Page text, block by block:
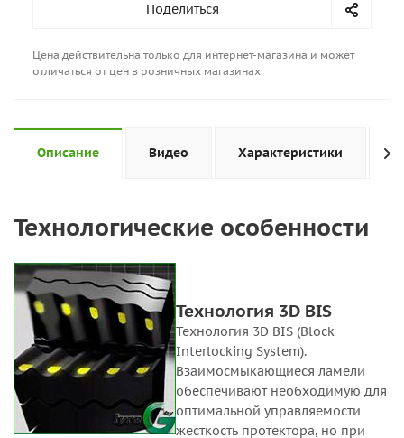
Поделиться
Цена действительна только для интернет-магазина и может
отличаться от цен в розничных магазинах
Описание Видео Характеристики
Технологические особенности
Технология 3D BIS
Технология 3D BIS (Block
Interlocking System).
Взаимосмыкающиеся ламели
обеспечивают необходимую для
оптимальной управляемости
жесткость протектора, но при